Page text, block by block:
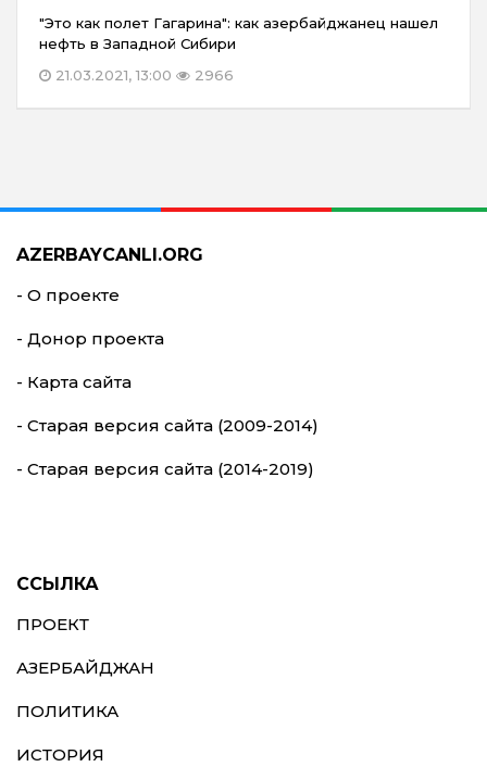
"Это как полет Гагарина": как азербайджанец нашел
нефть в Западной Сибири
21.03.2021, 13:00
2966
AZERBAYCANLI.ORG
- О проекте
- Донор проекта
- Карта сайта
- Старая версия сайта (2009-2014)
- Старая версия сайта (2014-2019)
ССЫЛКА
ПРОЕКТ
АЗЕРБАЙДЖАН
ПОЛИТИКА
ИСТОРИЯ